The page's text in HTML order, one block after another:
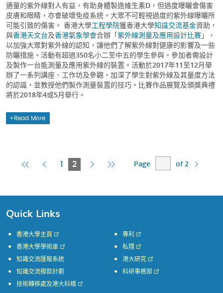
適量的紫外線對人有益，有助身體製造維生素D，但過度曝曬會傷害
皮膚和眼睛，亦會破壞免疫系统。大眾不可輕視過度的紫外線曝曬所
可能引致的傷害。 香港大學工程學院獲香港大學知識交流基金資助，
與香港天文台及香港氣象學會合辦「紫外線測量及應用設計比賽」，
以加強大眾對紫外線的認知，讓他們了解紫外線對健康的影響及一些
防曬措施。活動有超過350名小二至中五的學生參與。參加者需設計
及製作一台能測量及應用紫外線的裝置。活動於2017年11至12月舉
辦了一系列講座、工作坊及參觀，加深了學生對紫外線及其量度方法
的認識，並教授他們製作測量裝置的技巧。比賽作品展覽及頒獎典禮
將於2018年4或5月舉行。
Read More
FirstPrevious
1 2CurrentNext Last
Page of 2
Quick Links
香港大學主頁
香港大學學術庫
知識交流匯報系統
知識交流撥款計劃
專利
私隱
港大研究
科研事務部
技術轉移處及港大科橋